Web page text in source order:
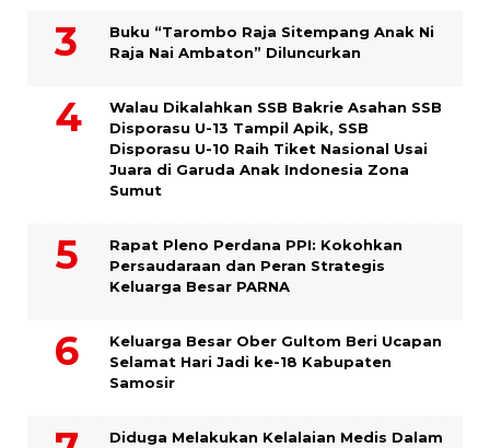
Buku “Tarombo Raja Sitempang Anak Ni
Raja Nai Ambaton” Diluncurkan
Walau Dikalahkan SSB Bakrie Asahan SSB
Disporasu U-13 Tampil Apik, SSB
Disporasu U-10 Raih Tiket Nasional Usai
Juara di Garuda Anak Indonesia Zona
Sumut
Rapat Pleno Perdana PPI: Kokohkan
Persaudaraan dan Peran Strategis
Keluarga Besar PARNA
Keluarga Besar Ober Gultom Beri Ucapan
Selamat Hari Jadi ke-18 Kabupaten
Samosir
Diduga Melakukan Kelalaian Medis Dalam